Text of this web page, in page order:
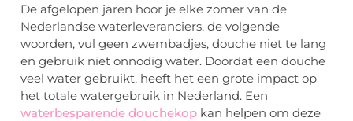
De afgelopen jaren hoor je elke zomer van de
Nederlandse waterleveranciers, de volgende
woorden, vul geen zwembadjes, douche niet te lang
en gebruik niet onnodig water. Doordat een douche
veel water gebruikt, heeft het een grote impact op
het totale watergebruik in Nederland. Een
waterbesparende douchekop kan helpen om deze